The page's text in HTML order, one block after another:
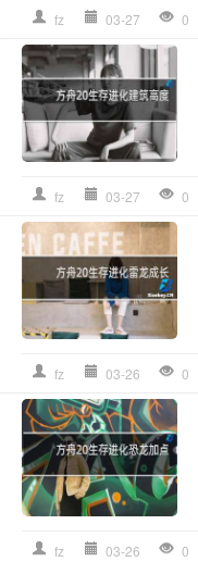
fz 03-27 0
fz 03-27 0
fz 03-26 0
fz 03-26 0